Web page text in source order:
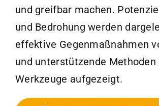
und greifbar machen.
und Bedrohung werden
effektive Gegenmaßnahmen
und unterstützende Methoden
Werkzeuge aufgezeigt.